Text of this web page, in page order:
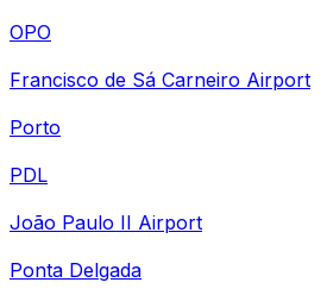
OPO
Francisco de Sá Carneiro Airport
Porto
PDL
João Paulo II Airport
Ponta Delgada